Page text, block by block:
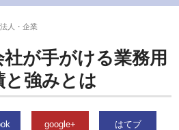
人・企業
が手がける業務用
と強みとは
google+ はてブ